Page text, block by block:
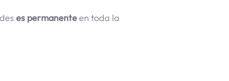
es permanenteen toda la